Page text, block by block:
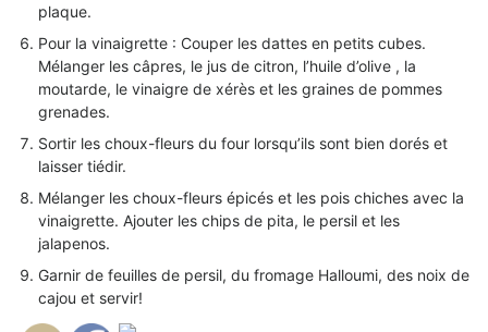
plaque.
Pour la vinaigrette : Couper les dattes en petits cubes.
Mélanger les câpres, le jus de citron, l’huile d’olive , la
moutarde, le vinaigre de xérès et les graines de pommes
grenades.
Sortir les choux-fleurs du four lorsqu’ils sont bien dorés et
laisser tiédir.
Mélanger les choux-fleurs épicés et les pois chiches avec la
vinaigrette. Ajouter les chips de pita, le persil et les
jalapenos.
Garnir de feuilles de persil, du fromage Halloumi, des noix de
cajou et servir!